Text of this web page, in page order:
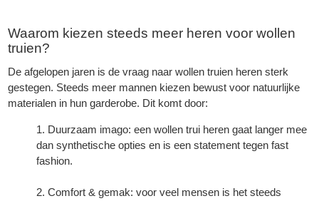
Waarom kiezen steeds meer heren voor wollen
truien?
De afgelopen jaren is de vraag naar wollen truien heren sterk
gestegen. Steeds meer mannen kiezen bewust voor natuurlijke
materialen in hun garderobe. Dit komt door:
Duurzaam imago: een wollen trui heren gaat langer mee
dan synthetische opties en is een statement tegen fast
fashion.
Comfort & gemak: voor veel mensen is het steeds